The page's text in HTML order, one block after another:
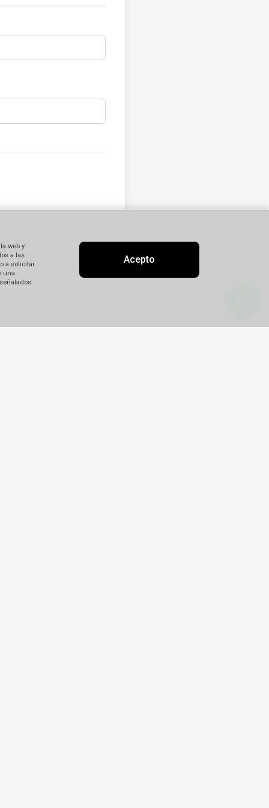
web y
a las
a solicitar
una
Acepto